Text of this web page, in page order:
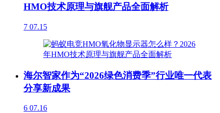
HMO技术原理与旗舰产品全面解析
7 07.15
海尔智家作为“2026绿色消费季”行业唯一代表
分享新成果
6 07.16